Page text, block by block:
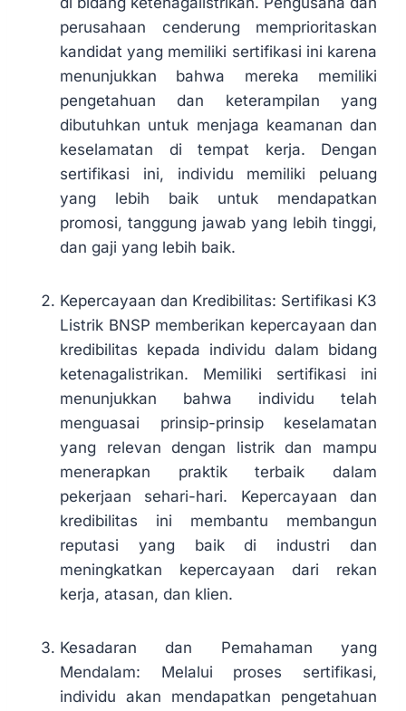
perusahaan cenderung memprioritaskan
kandidat yang memiliki sertifikasi ini karena
menunjukkan bahwa mereka memiliki
pengetahuan dan keterampilan yang
dibutuhkan untuk menjaga keamanan dan
keselamatan di tempat kerja. Dengan
sertifikasi ini, individu memiliki peluang
yang lebih baik untuk mendapatkan
promosi, tanggung jawab yang lebih tinggi,
dan gaji yang lebih baik.
Kepercayaan dan Kredibilitas: Sertifikasi K3
Listrik BNSP memberikan kepercayaan dan
kredibilitas kepada individu dalam bidang
ketenagalistrikan. Memiliki sertifikasi ini
menunjukkan bahwa individu telah
menguasai prinsip-prinsip keselamatan
yang relevan dengan listrik dan mampu
menerapkan praktik terbaik dalam
pekerjaan sehari-hari. Kepercayaan dan
kredibilitas ini membantu membangun
reputasi yang baik di industri dan
meningkatkan kepercayaan dari rekan
kerja, atasan, dan klien.
Kesadaran dan Pemahaman yang
Mendalam: Melalui proses sertifikasi,
individu akan mendapatkan pengetahuan